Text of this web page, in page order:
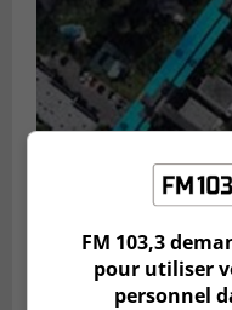
Publié le 6 août 2026 à
Greenfield Park
FM 103,3
pour utiliser
personnel